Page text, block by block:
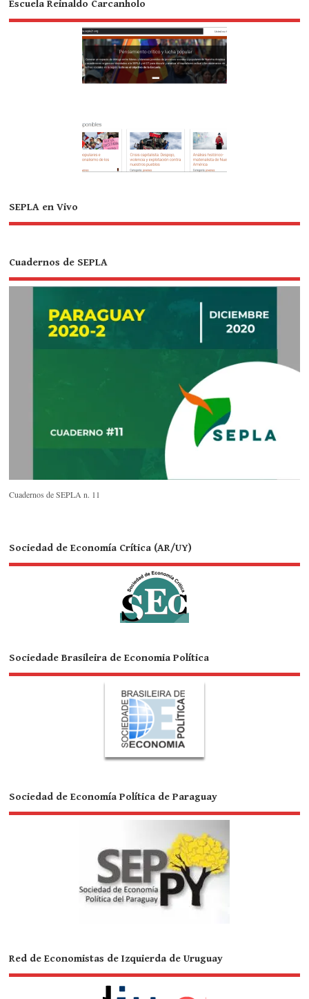
Escuela Reinaldo Carcanholo
SEPLA en Vivo
Cuadernos de SEPLA
Cuadernos de SEPLA n. 11
Sociedad de Economía Crítica (AR/UY)
Sociedade Brasileira de Economia Política
Sociedad de Economía Política de Paraguay
Red de Economistas de Izquierda de Uruguay